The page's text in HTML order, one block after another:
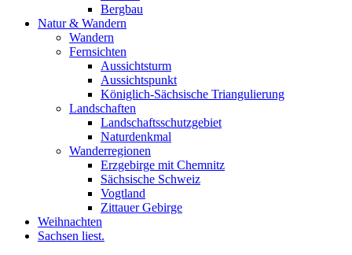
Bergbau
Natur & Wandern
Wandern
Fernsichten
Aussichtsturm
Aussichtspunkt
Königlich-Sächsische Triangulierung
Landschaften
Landschaftsschutzgebiet
Naturdenkmal
Wanderregionen
Erzgebirge mit Chemnitz
Sächsische Schweiz
Vogtland
Zittauer Gebirge
Weihnachten
Sachsen liest.